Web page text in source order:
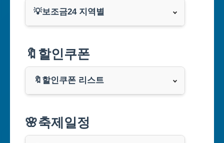
💡보조금24 지역별
부산광역시
대구광역시
인천광역시
🔖할인쿠폰
🔖할인쿠폰 리스트
쿠팡
🌸축제일정